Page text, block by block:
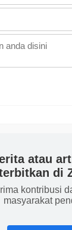
atau
di
kontribusi
masyarakat